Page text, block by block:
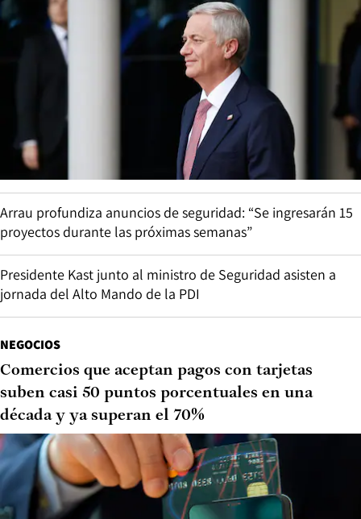
Arrau profundiza anuncios de seguridad: “Se ingresarán 15
proyectos durante las próximas semanas”
Presidente Kast junto al ministro de Seguridad asisten a
jornada del Alto Mando de la PDI
NEGOCIOS
Comercios que aceptan pagos con tarjetas
suben casi 50 puntos porcentuales en una
década y ya superan el 70%